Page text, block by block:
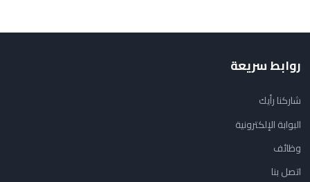
روابط سريعة
شاركنا رأيك
البوابة الإلكترونية
وظائف
اتصل بنا